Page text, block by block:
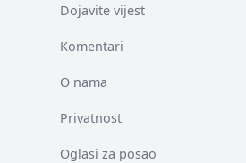
Dojavite vijest
Komentari
O nama
Privatnost
Oglasi za posao